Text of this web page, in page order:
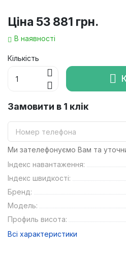
Ціна 53 881 грн.
В наявності
Кількість
Замовити в 1 клік
Ми зателефонуємо Вам та
Індекс навантаження:
Індекс швидкості:
Бренд:
Модель:
Профиль висота:
Всі характеристики